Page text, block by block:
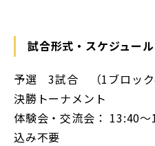
試合形式・スケジュール
予選 3試合 （1ブロック4
決勝トーナメント
体験会・交流会： 13:40
込み不要